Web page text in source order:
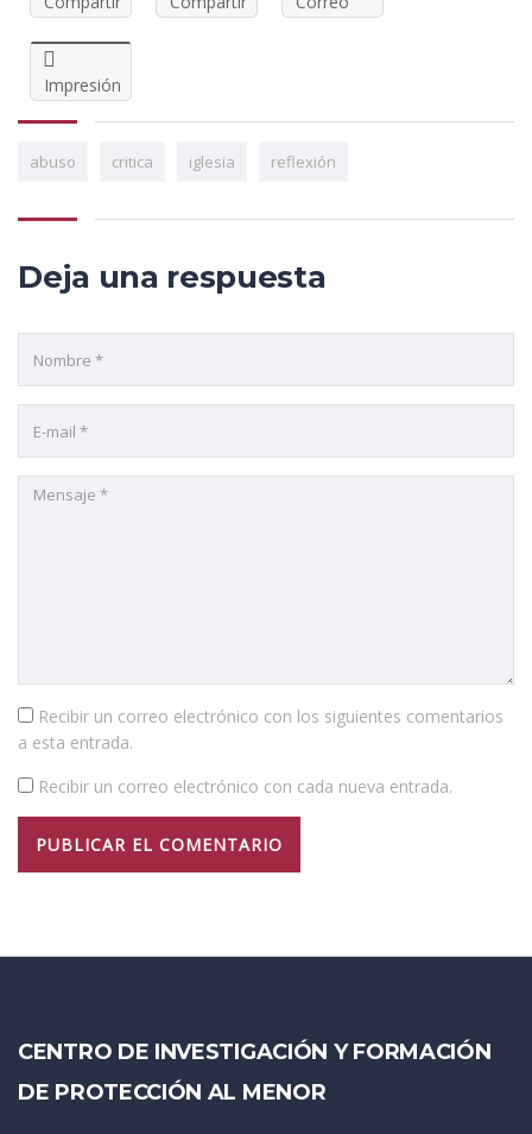
Impresión
abuso critica iglesia reflexión
Deja una respuesta
Recibir un correo electrónico con los siguientes comentarios
a esta entrada.
Recibir un correo electrónico con cada nueva entrada.
CENTRO DE INVESTIGACIÓN Y FORMACIÓN
DE PROTECCIÓN AL MENOR